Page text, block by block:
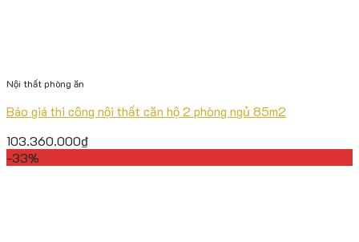
Nội thất phòng ăn
Báo giá thi công nội thất căn hộ 2 phòng ngủ 85m2
103.360.000₫
-33%